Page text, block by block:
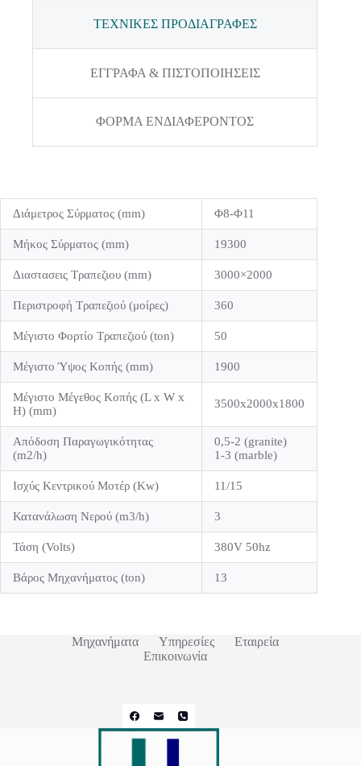
ΤΕΧΝΙΚΕΣ ΠΡΟΔΙΑΓΡΑΦΕΣ
ΕΓΓΡΑΦΑ & ΠΙΣΤΟΠΟΙΗΣΕΙΣ
ΦΟΡΜΑ ΕΝΔΙΑΦΕΡΟΝΤΟΣ
Διάμετρος Σύρματος (mm) Φ8-Φ11
Μήκος Σύρματος (mm) 19300
Διαστασεις Τραπεζιου (mm) 3000×2000
Περιστροφή Τραπεζιού (μοίρες) 360
Μέγιστο Φορτίο Τραπεζιού (ton) 50
Μέγιστο Ύψος Κοπής (mm) 1900
Μέγιστο Μέγεθος Κοπής (L x W x
H) (mm)
3500x2000x1800
Απόδοση Παραγωγικότητας
(m2/h)
0,5-2 (granite)
1-3 (marble)
Ισχύς Κεντρικού Μοτέρ (Kw) 11/15
Κατανάλωση Νερού (m3/h) 3
Τάση (Volts) 380V 50hz
Βάρος Mηχανήματος (ton) 13
Μηχανήματα Υπηρεσίες
Εταιρεία
Επικοινωνία